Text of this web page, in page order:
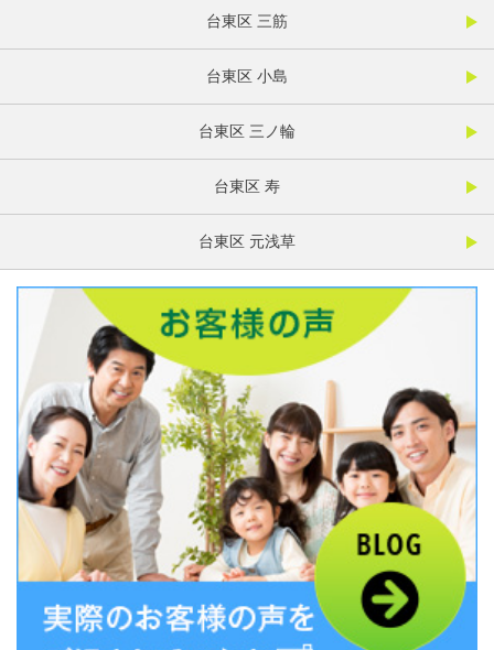
台東区 三筋
台東区 小島
台東区 三ノ輪
台東区 寿
台東区 元浅草